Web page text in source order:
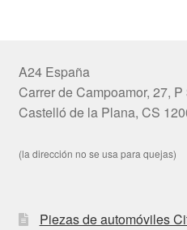
A24 España
Carrer de Campoamor, 27,
Castelló de la Plana, CS
(la dirección no se usa para quejas)
Piezas de automóviles